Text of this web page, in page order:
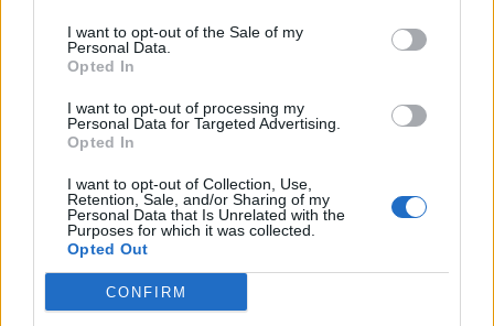
I want to opt-out of the Sale of my
Personal Data.
Opted In
I want to opt-out of processing my
Personal Data for Targeted Advertising.
Opted In
I want to opt-out of Collection, Use,
Retention, Sale, and/or Sharing of my
Personal Data that Is Unrelated with the
Purposes for which it was collected.
Opted Out
CONFIRM
Imre Hilda
Oktatás és nevelés területén dolgozom, de minden
mögé és közben keresem az embert, a nőt a jól legyártott álarcok
mögött. Néha meséket is írok, de gyakrabban novellákat,
cikkeket és apró vicces történeteket.